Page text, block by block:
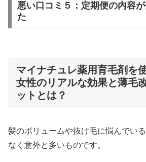
悪い口コミ５：定期便の内容
た
マイナチュレ薬用育毛剤を
女性のリアルな効果と薄毛
ットとは？
髪のボリュームや抜け毛に悩んでい
なく意外と多いものです。